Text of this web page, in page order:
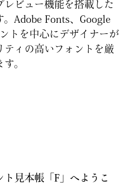
レビュー機能を搭載 した
。Adobe Fonts、Google
トを 中心にデザイナーが
ティの高いフォントを 厳
。
ト 見本帳 「F」へようこ